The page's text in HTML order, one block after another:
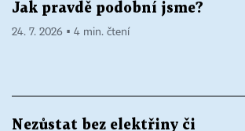
Jak pravdě podobní jsme?
24. 7. 2026 ▪ 4 min. čtení
Nezůstat bez elektřiny či